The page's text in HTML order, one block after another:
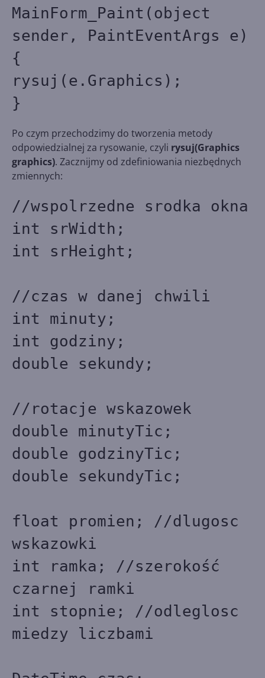
MainForm_Paint(object
sender, PaintEventArgs e)
{
rysuj(e.Graphics);
}
Po czym przechodzimy do tworzenia metody
odpowiedzialnej za rysowanie, czyli rysuj(Graphics
graphics). Zacznijmy od zdefiniowania niezbędnych
zmiennych:
//wspolrzedne srodka okna
int srWidth;
int srHeight;
//czas w danej chwili
int minuty;
int godziny;
double sekundy;
//rotacje wskazowek
double minutyTic;
double godzinyTic;
double sekundyTic;
float promien; //dlugosc
wskazowki
int ramka; //szerokość
czarnej ramki
int stopnie; //odleglosc
miedzy liczbami